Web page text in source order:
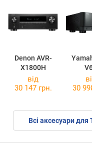
Denon AVR-
X1800H
від
30 147 грн.
30
Всі аксесуари для